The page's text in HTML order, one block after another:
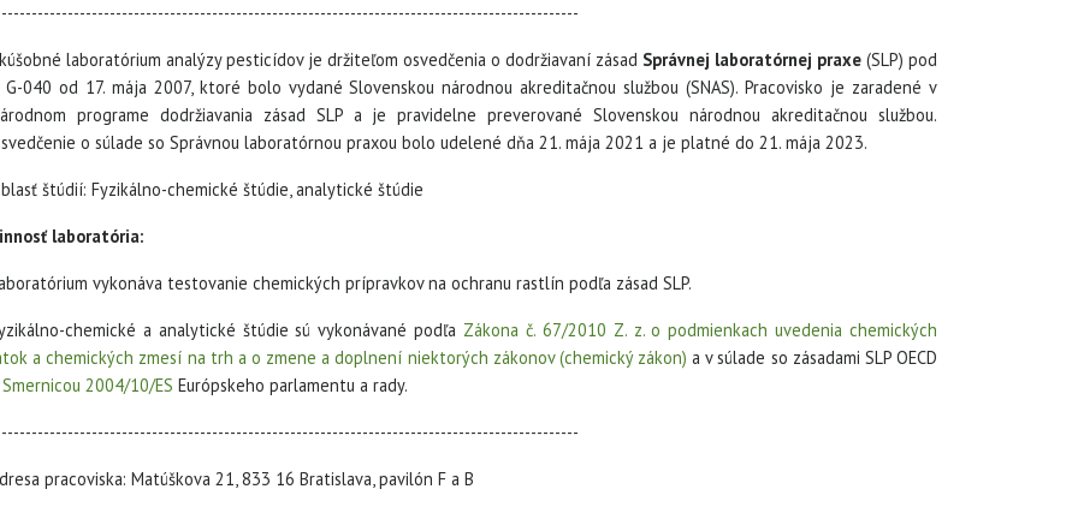
laboratórium analýzy pesticídov je držiteľom osvedčenia o dodržiavaní zásad Správnej laboratórnej praxe (SLP) pod
G-040 od 17. mája 2007, ktoré bolo vydané Slovenskou národnou akreditačnou službou (SNAS). Pracovisko je zaradené v
programe dodržiavania zásad SLP a je pravidelne preverované Slovenskou národnou akreditačnou službou.
o súlade so Správnou laboratórnou praxou bolo udelené dňa 21. mája 2021 a je platné do 21. mája 2023.
štúdií: Fyzikálno-chemické štúdie, analytické štúdie
laboratória:
vykonáva testovanie chemických prípravkov na ochranu rastlín podľa zásad SLP.
chemické a analytické štúdie sú vykonávané podľa Zákona č. 67/2010 Z. z. o podmienkach uvedenia chemických
a chemických zmesí na trh a o zmene a doplnení niektorých zákonov (chemický zákon) a v súlade so zásadami SLP OECD
Smernicou 2004/10/ES Európskeho parlamentu a rady.
pracoviska: Matúškova 21, 833 16 Bratislava, pavilón F a B